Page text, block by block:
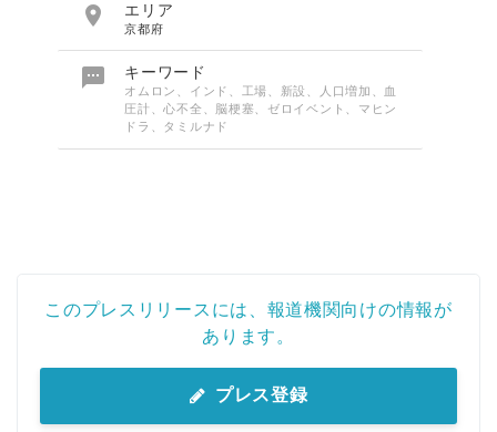
 エリア
京都府
 キーワード
オムロン、インド、工場、新設、人口増加、血
圧計、心不全、脳梗塞、ゼロイベント、マヒン
ドラ、タミルナド
このプレスリリースには、報道機関向けの情報が
あります。
プレス登録